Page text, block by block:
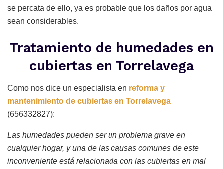
se percata de ello, ya es probable que los daños por agua
sean considerables.
Tratamiento de humedades en
cubiertas en Torrelavega
Como nos dice un especialista en reforma y
mantenimiento de cubiertas en Torrelavega
(656332827):
Las humedades pueden ser un problema grave en
cualquier hogar, y una de las causas comunes de este
inconveniente está relacionada con las cubiertas en mal